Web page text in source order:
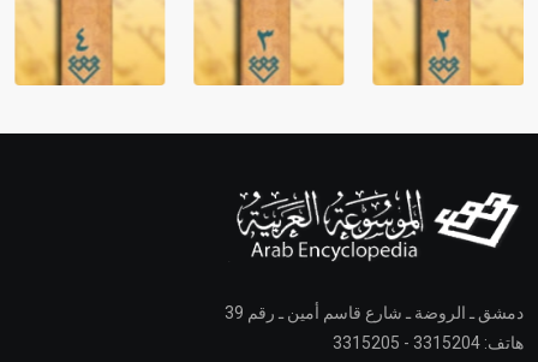
دمشق ـ الروضة ـ شارع قاسم أمين ـ رقم 39
هاتف: 3315204 - 3315205